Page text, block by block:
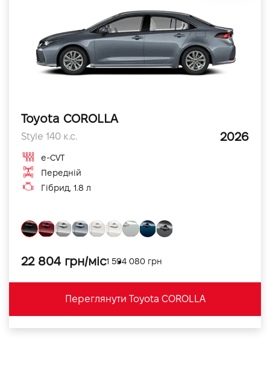
Toyota COROLLA
Style 140 к.с. 2026
e-CVT
Передній
Гібрид, 1.8 л
22 804 грн/міс1 594 080 грн
Переглянути Toyota COROLLA